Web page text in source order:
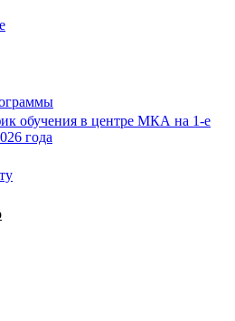
обучения в центре МКА на 1-е
года